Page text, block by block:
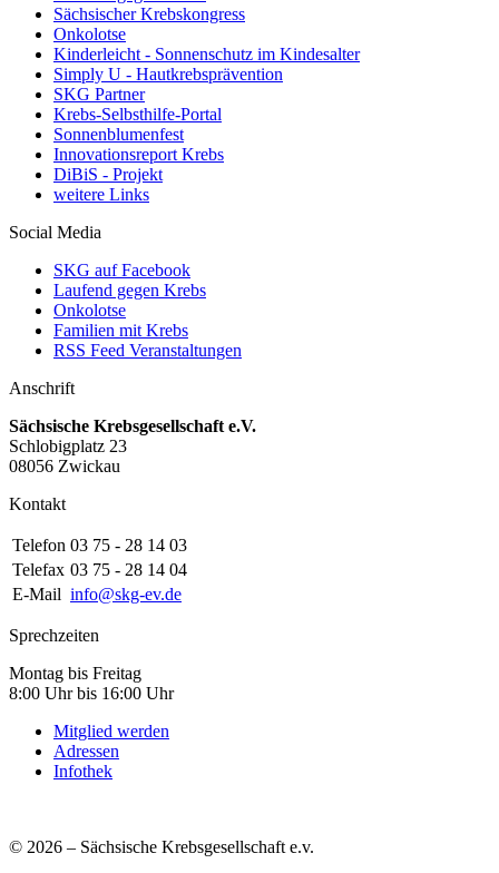
Sächsischer Krebskongress
Onkolotse
Kinderleicht - Sonnenschutz im Kindesalter
Simply U - Hautkrebsprävention
SKG Partner
Krebs-Selbsthilfe-Portal
Sonnenblumenfest
Innovationsreport Krebs
DiBiS - Projekt
weitere Links
Social Media
SKG auf Facebook
Laufend gegen Krebs
Onkolotse
Familien mit Krebs
RSS Feed Veranstaltungen
Anschrift
Sächsische Krebsgesellschaft e.V.
Schlobigplatz 23
08056 Zwickau
Kontakt
Telefon 03 75 - 28 14 03
Telefax 03 75 - 28 14 04
E-Mail info@skg-ev.de
Sprechzeiten
Montag bis Freitag
8:00 Uhr bis 16:00 Uhr
Mitglied werden
Adressen
Infothek
© 2026 – Sächsische Krebsgesellschaft e.v.